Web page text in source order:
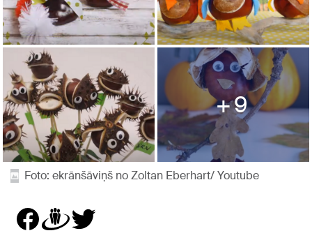
9
Foto: ekrānšāviņš no Zoltan Eberhart/ Youtube